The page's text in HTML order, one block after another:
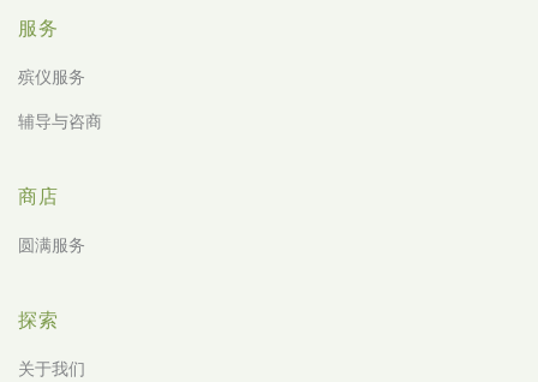
服务
殡仪服务
辅导与咨商
商店
圆满服务
探索
关于我们